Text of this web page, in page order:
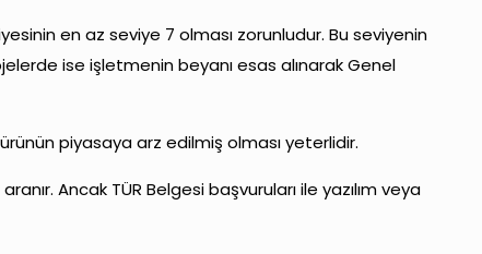
en az seviye 7 olması zorunludur. Bu seviyenin
ise işletmenin beyanı esas alınarak Genel
piyasaya arz edilmiş olması yeterlidir.
Ancak TÜR Belgesi başvuruları ile yazılım veya